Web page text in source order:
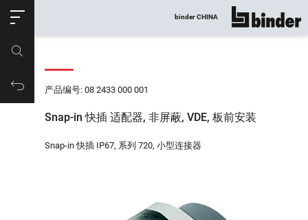
购物车
binder CHINA 显示所有
产品编号: 08 2433 000 001
Snap-in 快插 适配器, 非屏蔽, VDE, 板前安装
Snap-in 快插 IP67, 系列 720, 小型连接器